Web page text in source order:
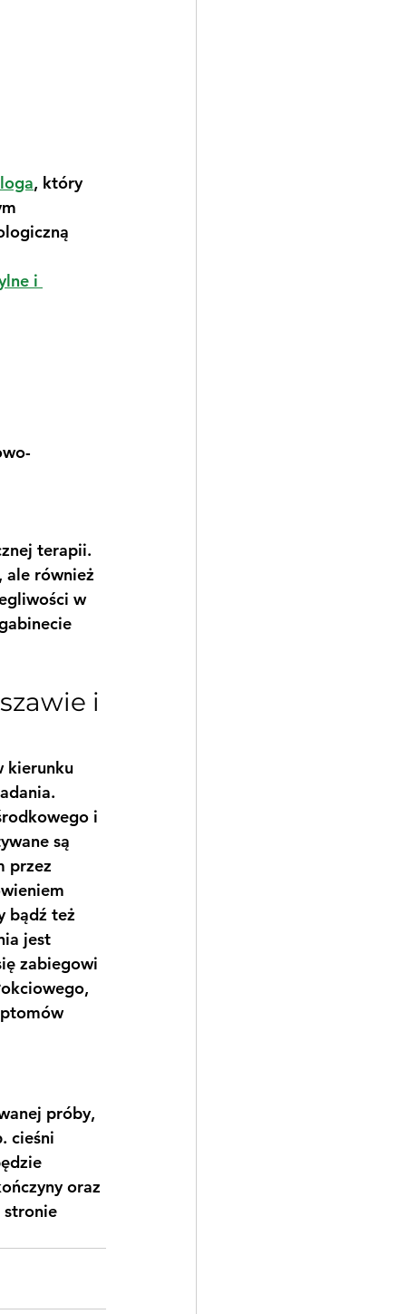
, który
i
terapii.
ale również
w
i
kierunku
i
są
przez
bądź też
jest
zabiegowi
próby,
cieśni
oraz
stronie